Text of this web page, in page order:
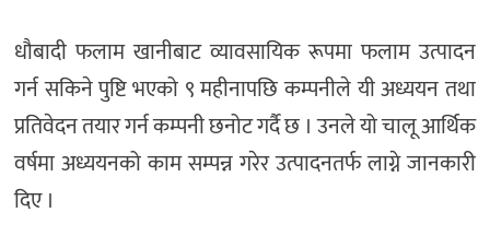
धौबादी फलाम खानीबाट व्यावसायिक रूपमा फलाम उत्पादन
गर्न सकिने पुष्टि भएको ९ महीनापछि कम्पनीले यी अध्ययन तथा
प्रतिवेदन तयार गर्न कम्पनी छनोट गर्दै छ । उनले यो चालू आर्थिक
वर्षमा अध्ययनको काम सम्पन्न गरेर उत्पादनतर्फ लाग्ने जानकारी
दिए ।